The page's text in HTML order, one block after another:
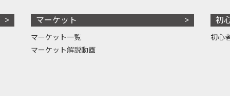
マーケット
マーケット一覧
マーケット解説動画
初
初心